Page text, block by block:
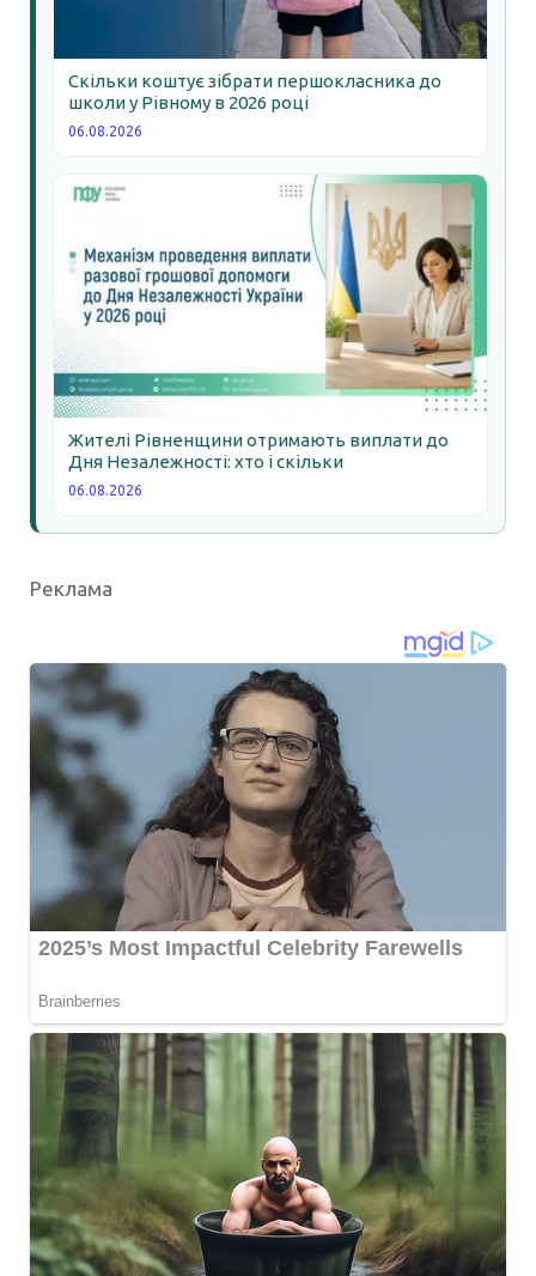
Скільки коштує зібрати першокласника до
школи у Рівному в 2026 році
06.08.2026
Жителі Рівненщини отримають виплати до
Дня Незалежності: хто і скільки
06.08.2026
Реклама